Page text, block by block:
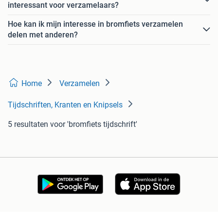
interessant voor verzamelaars?
Hoe kan ik mijn interesse in bromfiets verzamelen
delen met anderen?
Home Verzamelen
Tijdschriften, Kranten en Knipsels
5 resultaten voor 'bromfiets tijdschrift'